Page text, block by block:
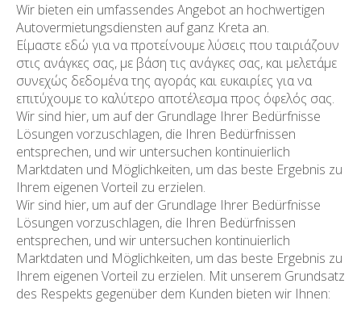
Wir bieten ein umfassendes Angebot an hochwertigen
Autovermietungsdiensten auf ganz Kreta an.
Είμαστε εδώ για να προτείνουμε λύσεις που ταιριάζουν
στις ανάγκες σας, με βάση τις ανάγκες σας, και μελετάμε
συνεχώς δεδομένα της αγοράς και ευκαιρίες για να
επιτύχουμε το καλύτερο αποτέλεσμα προς όφελός σας.
Wir sind hier, um auf der Grundlage Ihrer Bedürfnisse
Lösungen vorzuschlagen, die Ihren Bedürfnissen
entsprechen, und wir untersuchen kontinuierlich
Marktdaten und Möglichkeiten, um das beste Ergebnis zu
Ihrem eigenen Vorteil zu erzielen.
Wir sind hier, um auf der Grundlage Ihrer Bedürfnisse
Lösungen vorzuschlagen, die Ihren Bedürfnissen
entsprechen, und wir untersuchen kontinuierlich
Marktdaten und Möglichkeiten, um das beste Ergebnis zu
Ihrem eigenen Vorteil zu erzielen. Mit unserem Grundsatz
des Respekts gegenüber dem Kunden bieten wir Ihnen: